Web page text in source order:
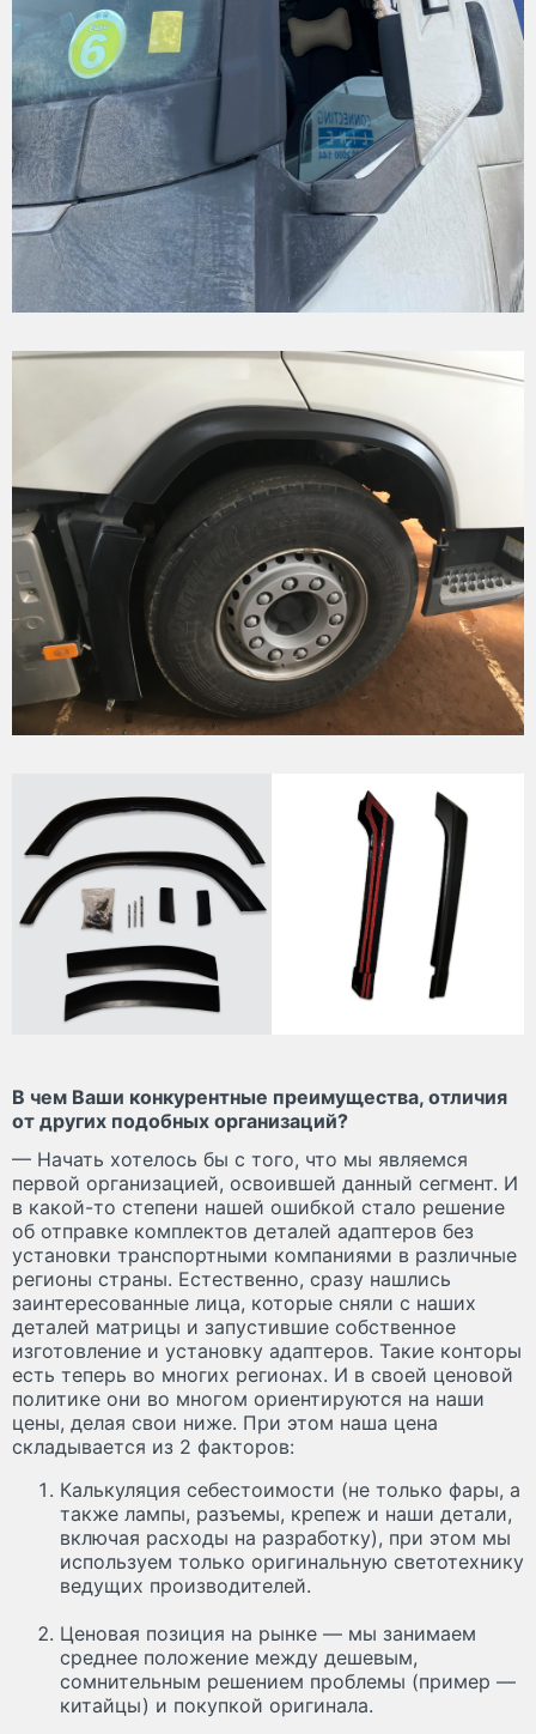
В чем Ваши конкурентные преимущества, отличия
от других подобных организаций?
— Начать хотелось бы с того, что мы являемся
первой организацией, освоившей данный сегмент. И
в какой-то степени нашей ошибкой стало решение
об отправке комплектов деталей адаптеров без
установки транспортными компаниями в различные
регионы страны. Естественно, сразу нашлись
заинтересованные лица, которые сняли с наших
деталей матрицы и запустившие собственное
изготовление и установку адаптеров. Такие конторы
есть теперь во многих регионах. И в своей ценовой
политике они во многом ориентируются на наши
цены, делая свои ниже. При этом наша цена
складывается из 2 факторов:
Калькуляция себестоимости (не только фары, а
также лампы, разъемы, крепеж и наши детали,
включая расходы на разработку), при этом мы
используем только оригинальную светотехнику
ведущих производителей.
Ценовая позиция на рынке — мы занимаем
среднее положение между дешевым,
сомнительным решением проблемы (пример —
китайцы) и покупкой оригинала.